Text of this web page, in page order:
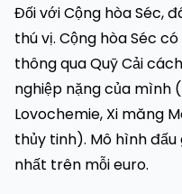
Đối với Cộng hòa Séc,
thú vị. Cộng hòa Séc
thông qua Quỹ Cải
nghiệp nặng của mình
Lovochemie, Xi măng
thủy tinh). Mô hình đấu
nhất trên mỗi euro.